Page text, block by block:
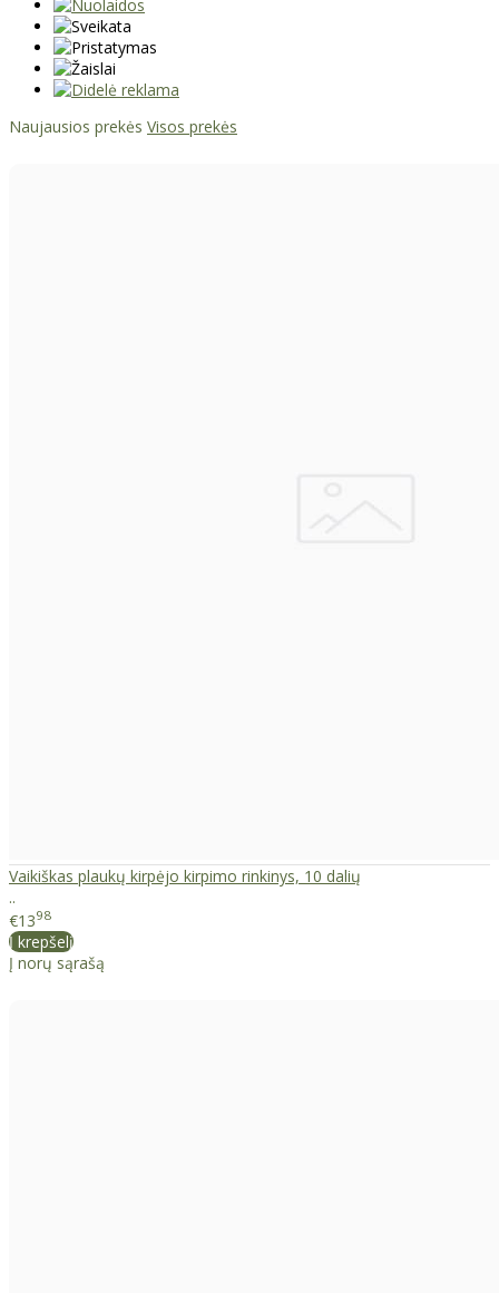
Naujausios prekės Visos prekės
Vaikiškas plaukų kirpėjo kirpimo rinkinys, 10 dalių
..
€1398
Į krepšelį
Į norų sąrašą